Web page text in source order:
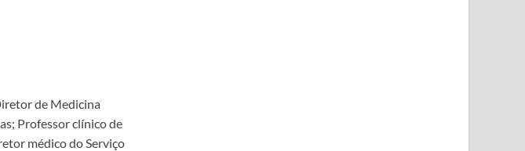
de Medicina
Professor clínico de
médico do Serviço